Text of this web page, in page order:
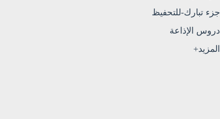
جزء تبارك-للتحفيظ
دروس الإذاعة
المزيد+